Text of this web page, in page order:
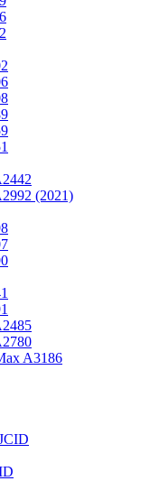
(2021)
A3186